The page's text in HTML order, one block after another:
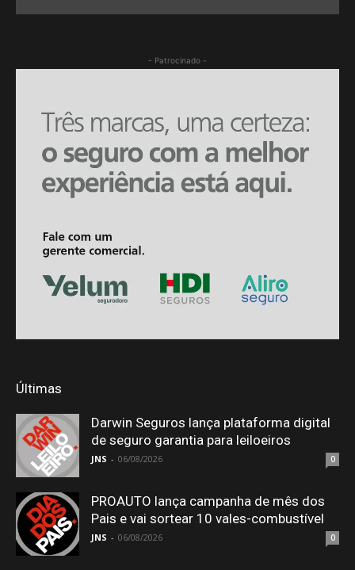
- Patrocinado -
Últimas
Darwin Seguros lança plataforma digital
de seguro garantia para leiloeiros
JNS - 06/08/2026 0
PROAUTO lança campanha de mês dos
Pais e vai sortear 10 vales-combustível
JNS - 06/08/2026 0